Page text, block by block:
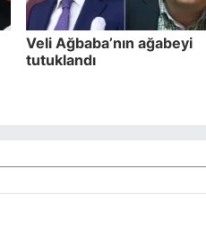
Veli Ağbaba’nın ağabeyi
tutuklandı